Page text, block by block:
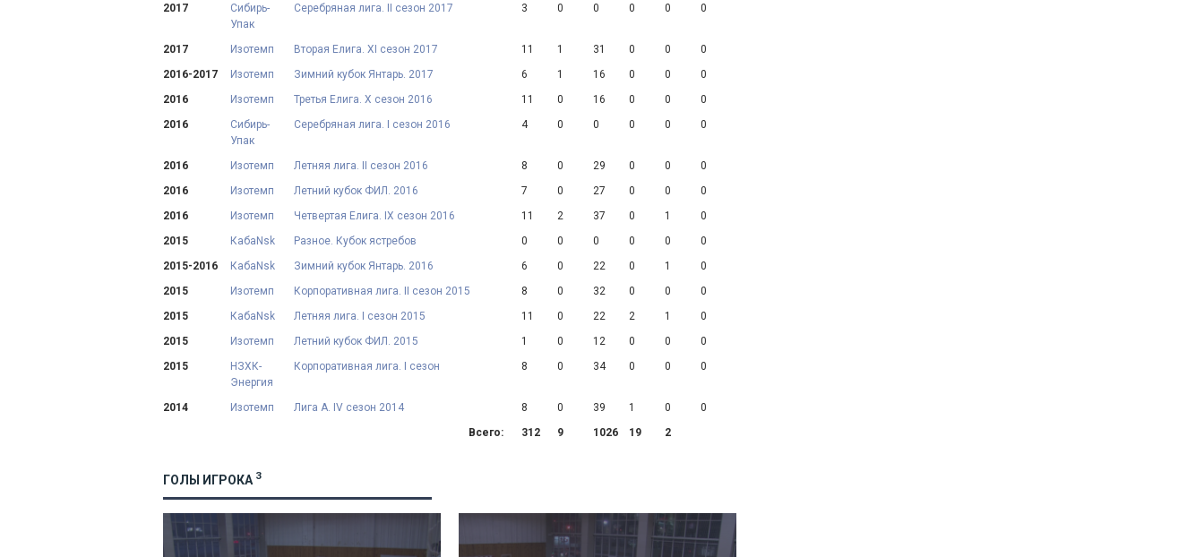
2017
Сибирь-
Упак
Серебряная лига. II сезон 2017 3 0 0 0 0 0
2017 Изотемп Вторая Елига. XI сезон 2017 11 1 31 0 0
0
2016-2017
Изотемп Зимний кубок Янтарь. 2017 6 1 16 0 0
0
2016
Изотемп Третья Елига. X сезон 2016 11 0 16 0 0
0
2016
Сибирь-
Упак
Серебряная лига. I сезон 2016 4 0 0 0 0 0
2016 Изотемп Летняя лига. II сезон 2016 8 0 29 0 0
0
2016
Изотемп Летний кубок ФИЛ. 2016 7 0 27 0 0
0
2016
Изотемп Четвертая Елига. IX сезон 2016 11 2 37 0 1
0
2015
КабаNsk Разное. Кубок ястребов 0 0 0 0 0
0
2015-2016
КабаNsk Зимний кубок Янтарь. 2016 6 0 22 0 1
0
2015
Изотемп Корпоративная лига. II сезон 2015 8 0 32 0 0
0
2015
КабаNsk Летняя лига. I сезон 2015 11 0 22 2 1
0
2015
Изотемп Летний кубок ФИЛ. 2015 1 0 12 0 0
0
2015
НЗХК-
Энергия
Корпоративная лига. I сезон 8 0 34 0 0 0
2014 Изотемп Лига А. IV сезон 2014 8 0 39 1 0
0
Всего:
312 9 1026 19 2
ГОЛЫ ИГРОКА 3